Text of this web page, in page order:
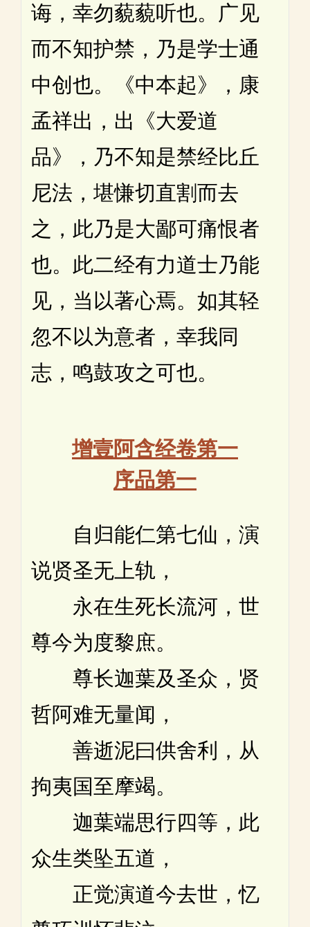
诲，幸勿藐藐听也。广见
而不知护禁，乃是学士通
中创也。《中本起》，康
孟祥出，出《大爱道
品》，乃不知是禁经比丘
尼法，堪慊切直割而去
之，此乃是大鄙可痛恨者
也。此二经有力道士乃能
见，当以著心焉。如其轻
忽不以为意者，幸我同
志，鸣鼓攻之可也。
增壹阿含经卷第一
序品第一
自归能仁第七仙，演
说贤圣无上轨，
永在生死长流河，世
尊今为度黎庶。
尊长迦葉及圣众，贤
哲阿难无量闻，
善逝泥曰供舍利，从
拘夷国至摩竭。
迦葉端思行四等，此
众生类坠五道，
正觉演道今去世，忆